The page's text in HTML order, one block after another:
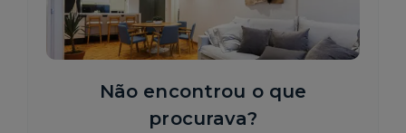
Não encontrou o que
procurava?